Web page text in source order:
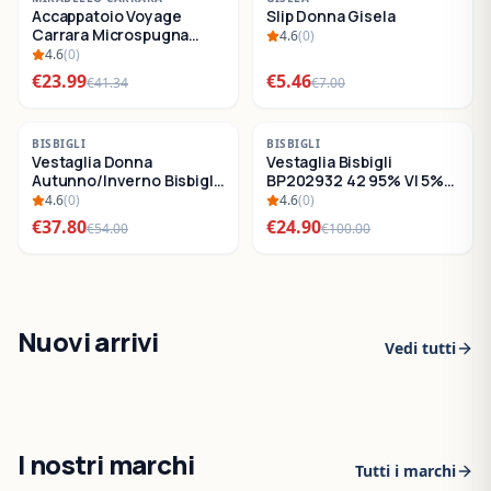
SALDI
Accappatoio Voyage
Carrara Microspugna
Cotone
4.6(0)
€23.99€41.34
SALDI
Slip Donna Gisela
4.6(0)
€5.46€7.00
-30 %
SALDI
BISBIGLI
Vestaglia Donna
Autunno/Inverno Bisbigli
BO288632
4.6(0)
€37.80€54.00
-75 %
SALDI
BISBIGLI
Vestaglia Bisbigli
BP202932 42 95% VI 5%
EA4.6(0)
€24.90€100.00
Nuovi arrivi Vedi tutti
I nostri marchi Tutti i marchi